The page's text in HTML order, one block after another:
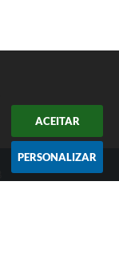
ACEITAR
PERSONALIZAR